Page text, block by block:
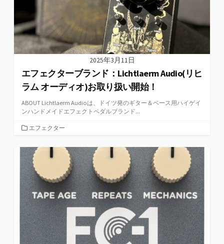
2025年3月11日
エフェクターブランド：Lichtlaerm Audio(リヒ
ラム オーディオ)お取り扱い開始！
ABOUT Lichtlaerm Audioは、ドイツ発のギター＆ベース用ハイゲイ
ンハンドメイドエフェクトペダルブランド...
カ
ゴ
リ
ー
エフェクター